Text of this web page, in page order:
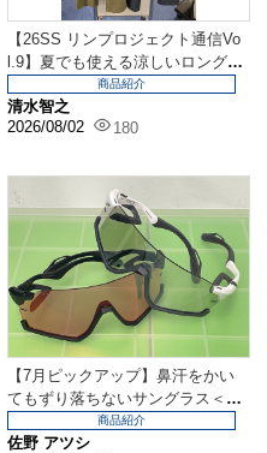
【26SS リンプロジェクト通信Vo
l.9】夏でも使える涼しいロングパ
ンツが入荷...
清水智之
2026/08/02
180
商品紹介
【7月ピックアップ】鼻汗をかい
てもずり落ちないサングラス＜AI
佐野 アツシ
商品紹介